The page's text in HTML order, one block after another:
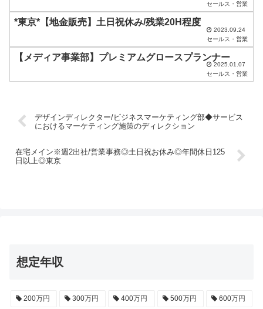
。
セールス・営業
*東京*【地金販売】土日祝休み/残業20H程度
2023.09.24
セールス・営業
【メディア事業部】プレミアムグロースプランナー
2025.01.07
セールス・営業
デザインディレクター/ビジネスマーケティング部◆サービス
におけるマーケティング施策のディレクション
在宅メイン※週2出社/営業事務◎土日祝お休み◎年間休日125
日以上◎東京
想定年収
200万円 300万円 400万円 500万円 600万円